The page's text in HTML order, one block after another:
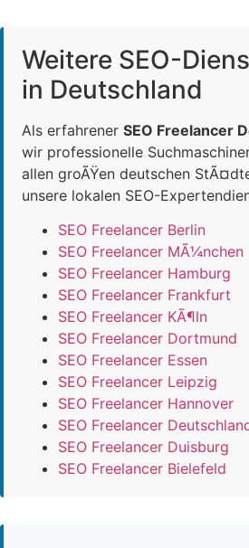
Weitere SEO-
in Deutschland
Als erfahrener SEO Freelancer
wir professionelle
allen groÃŸen deutschen
unsere lokalen SEO-
SEO Freelancer Berlin
SEO Freelancer MÃ¼nchen
SEO Freelancer Hamburg
SEO Freelancer Frankfurt
SEO Freelancer KÃ¶ln
SEO Freelancer Dortmund
SEO Freelancer Essen
SEO Freelancer Leipzig
SEO Freelancer Hannover
SEO Freelancer
SEO Freelancer Duisburg
SEO Freelancer Bielefeld